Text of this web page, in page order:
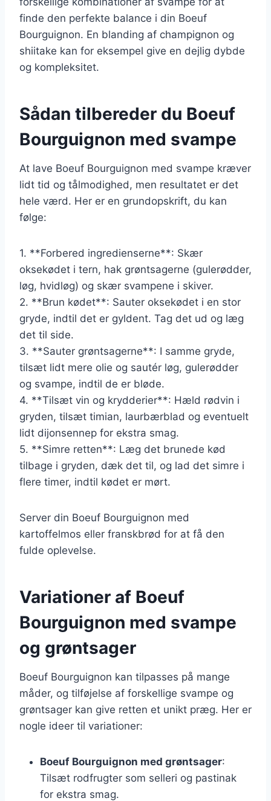
finde den perfekte balance i din Boeuf
Bourguignon. En blanding af champignon og
shiitake kan for eksempel give en dejlig dybde
og kompleksitet.
Sådan tilbereder du Boeuf
Bourguignon med svampe
At lave Boeuf Bourguignon med svampe kræver
lidt tid og tålmodighed, men resultatet er det
hele værd. Her er en grundopskrift, du kan
følge:
1. **Forbered ingredienserne**: Skær
oksekødet i tern, hak grøntsagerne (gulerødder,
løg, hvidløg) og skær svampene i skiver.
2. **Brun kødet**: Sauter oksekødet i en stor
gryde, indtil det er gyldent. Tag det ud og læg
det til side.
3. **Sauter grøntsagerne**: I samme gryde,
tilsæt lidt mere olie og sautér løg, gulerødder
og svampe, indtil de er bløde.
4. **Tilsæt vin og krydderier**: Hæld rødvin i
gryden, tilsæt timian, laurbærblad og eventuelt
lidt dijonsennep for ekstra smag.
5. **Simre retten**: Læg det brunede kød
tilbage i gryden, dæk det til, og lad det simre i
flere timer, indtil kødet er mørt.
Server din Boeuf Bourguignon med
kartoffelmos eller franskbrød for at få den
fulde oplevelse.
Variationer af Boeuf
Bourguignon med svampe
og grøntsager
Boeuf Bourguignon kan tilpasses på mange
måder, og tilføjelse af forskellige svampe og
grøntsager kan give retten et unikt præg. Her er
nogle ideer til variationer:
Boeuf Bourguignon med grøntsager:
Tilsæt rodfrugter som selleri og pastinak
for ekstra smag.